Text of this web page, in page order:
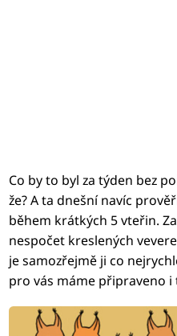
Co by to byl za týden bez
že? A ta dnešní navíc
během krátkých 5 vteřin.
nespočet kreslených
je samozřejmě ji co
pro vás máme připraveno